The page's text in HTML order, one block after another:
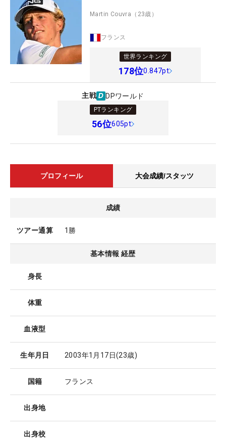
Martin Couvra （23歳）
フランス
世界ランキング
178位0.847pt
主戦 DPワールド
PTランキング
56位605pt
プロフィール 大会成績/スタッツ
成績
ツアー通算 1勝
基本情報 経歴
身長
体重
血液型
生年月日 2003年1月17日(23歳)
国籍 フランス
出身地
出身校